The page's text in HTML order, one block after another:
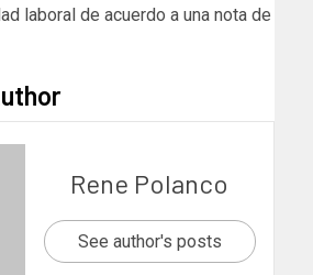
laboral de acuerdo a una nota de
Rene Polanco
See author's posts